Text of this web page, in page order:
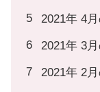
2021年 4
2021年 3
2021年 2